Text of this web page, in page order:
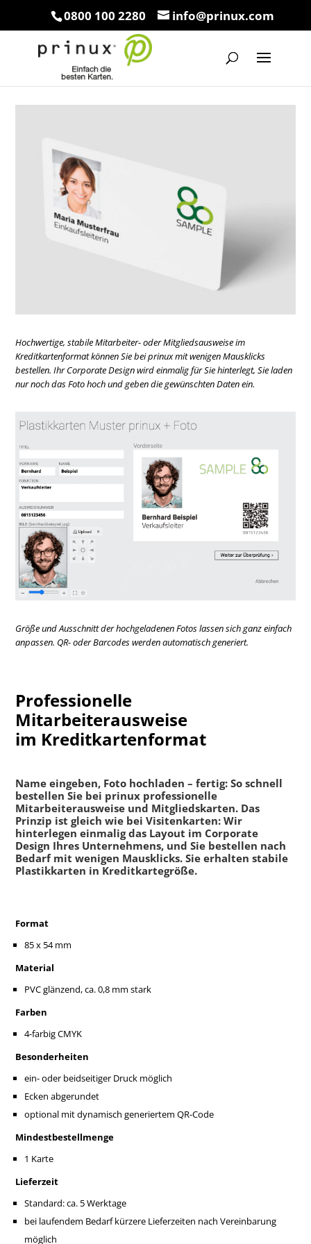
0800 100 2280 info@prinux.com
Hochwertige, stabile Mitarbeiter- oder Mitgliedsausweise im
Kreditkartenformat können Sie bei prinux mit wenigen Mausklicks
bestellen. Ihr Corporate Design wird einmalig für Sie hinterlegt, Sie laden
nur noch das Foto hoch und geben die gewünschten Daten ein.
Größe und Ausschnitt der hochgeladenen Fotos lassen sich ganz einfach
anpassen. QR- oder Barcodes werden automatisch generiert.
Professionelle
Mitarbeiterausweise
im Kreditkartenformat
Name eingeben, Foto hochladen – fertig: So schnell
bestellen Sie bei prinux professionelle
Mitarbeiterausweise und Mitgliedskarten. Das
Prinzip ist gleich wie bei Visitenkarten: Wir
hinterlegen einmalig das Layout im Corporate
Design Ihres Unternehmens, und Sie bestellen nach
Bedarf mit wenigen Mausklicks. Sie erhalten stabile
Plastikkarten in Kreditkartegröße.
Format
85 x 54 mm
Material
PVC glänzend, ca. 0,8 mm stark
Farben
4-farbig CMYK
Besonderheiten
ein- oder beidseitiger Druck möglich
Ecken abgerundet
optional mit dynamisch generiertem QR-Code
Mindestbestellmenge
1 Karte
Lieferzeit
Standard: ca. 5 Werktage
bei laufendem Bedarf kürzere Lieferzeiten nach Vereinbarung
möglich